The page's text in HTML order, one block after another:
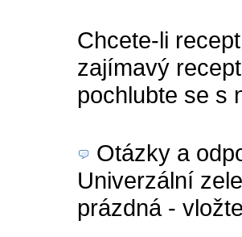
Chcete-li
zajímavý
pochlubte se s
Otázky a
Univerzální
prázdná -